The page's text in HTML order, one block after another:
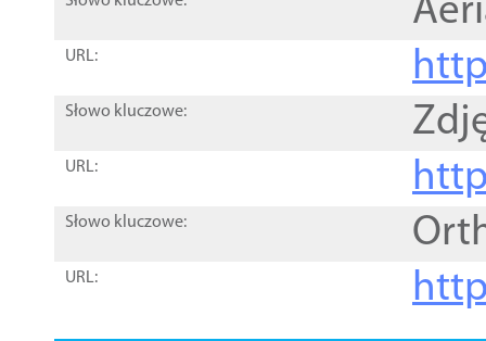
URL:
Słowo kluczowe:
URL:
Słowo kluczowe:
URL: